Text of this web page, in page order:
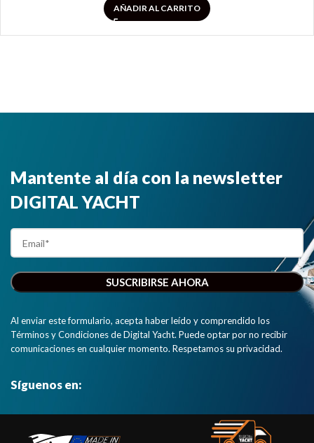
AÑADIR AL CARRITO
Mantente al día con la newsletter
DIGITAL YACHT
Al enviar este formulario, acepta haber leído y comprendido los
Términos y Condiciones de Digital Yacht. Puede optar por no recibir
comunicaciones en cualquier momento. Respetamos su privacidad.
Síguenos en: